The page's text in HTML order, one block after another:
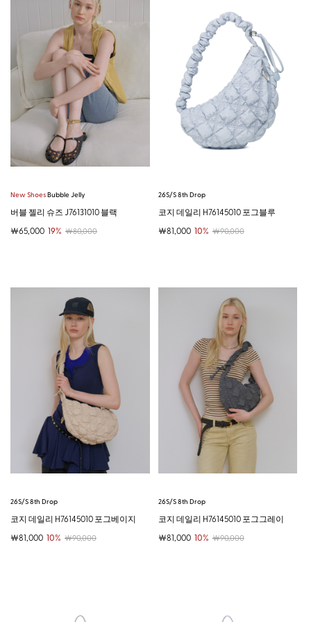
New ShoesBubble Jelly
버블 젤리 슈즈 J76131010 블랙
￦65,000 19% ￦80,000
26S/S 8th Drop
코지 데일리 H76145010 포그블루
￦81,000 10% ￦90,000
26S/S 8th Drop
코지 데일리 H76145010 포그베이지
￦81,000 10% ￦90,000
26S/S 8th Drop
코지 데일리 H76145010 포그그레이
￦81,000 10% ￦90,000